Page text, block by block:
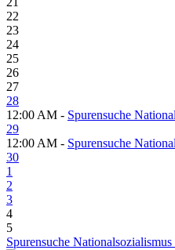
22
23
24
25
26
27
28
12:00 AM - Spurensuche
29
12:00 AM - Spurensuche
30
1
2
3
4
5
Spurensuche